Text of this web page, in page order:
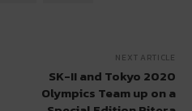
NEXT ARTICLE
SK-II and Tokyo 2020
Olympics Team up on a